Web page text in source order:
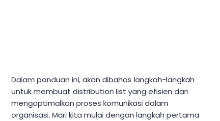
Dalam panduan ini, akan dibahas langkah-langkah
untuk membuat distribution list yang efisien dan
mengoptimalkan proses komunikasi dalam
organisasi. Mari kita mulai dengan langkah pertama